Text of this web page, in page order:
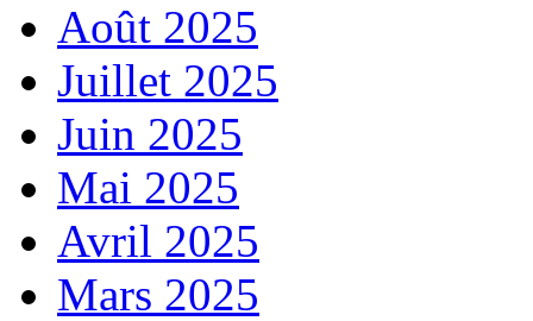
Août 2025
Juillet 2025
Juin 2025
Mai 2025
Avril 2025
Mars 2025